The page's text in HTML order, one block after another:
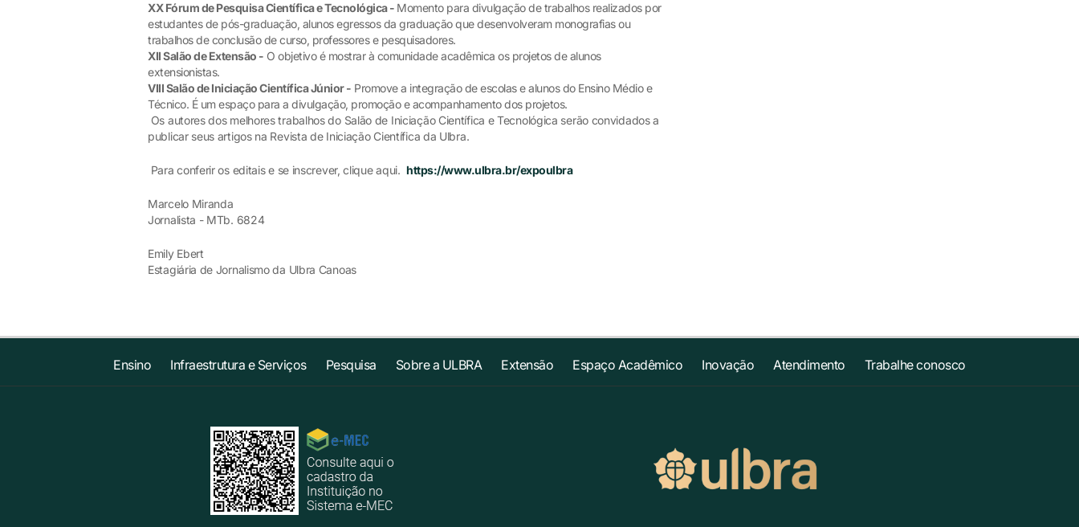
XX Fórum de Pesquisa Científica e Tecnológica - Momento para divulgação de trabalhos realizados por
estudantes de pós-graduação, alunos egressos da graduação que desenvolveram monografias ou
trabalhos de conclusão de curso, professores e pesquisadores.
XII Salão de Extensão - O objetivo é mostrar à comunidade acadêmica os projetos de alunos
extensionistas.
VIII Salão de Iniciação Científica Júnior - Promove a integração de escolas e alunos do Ensino Médio e
Técnico. É um espaço para a divulgação, promoção e acompanhamento dos projetos.
Os autores dos melhores trabalhos do Salão de Iniciação Científica e Tecnológica serão convidados a
publicar seus artigos na Revista de Iniciação Científica da Ulbra.
Para conferir os editais e se inscrever, clique aqui.https://www.ulbra.br/expoulbra
Marcelo Miranda
Jornalista - MTb. 6824
Emily Ebert
Estagiária de Jornalismo da Ulbra Canoas
Ensino Infraestrutura e Serviços Pesquisa Sobre a ULBRA Extensão Espaço Acadêmico Inovação Atendimento Trabalhe conosco